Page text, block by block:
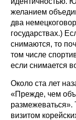
желанием
два
государствах.)
снимаются, то
том числе
если снимается
Около ста лет
«Прежде, чем
размежеваться».
визитом